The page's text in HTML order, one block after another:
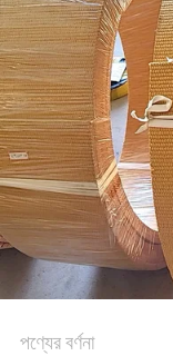
সাইট
ম্যাপ
PRIVACY
POLICY
পণ্যের বর্ণনা